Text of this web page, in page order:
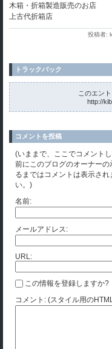
木箱・折箱製造販売のお店
上古代折箱店
投稿者:
トラックバック
このエン
http://
コメントを投稿
(いままで、ここでコメント
前にこのブログのオーナー
るまではコメントは表示さ
い。)
名前:
メールアドレス:
URL:
この情報を登録しますか?
コメント: (スタイル用の